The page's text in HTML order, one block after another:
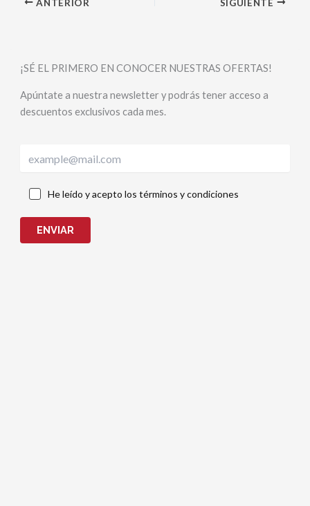
He leído y acepto los términos y condiciones
ENVIAR